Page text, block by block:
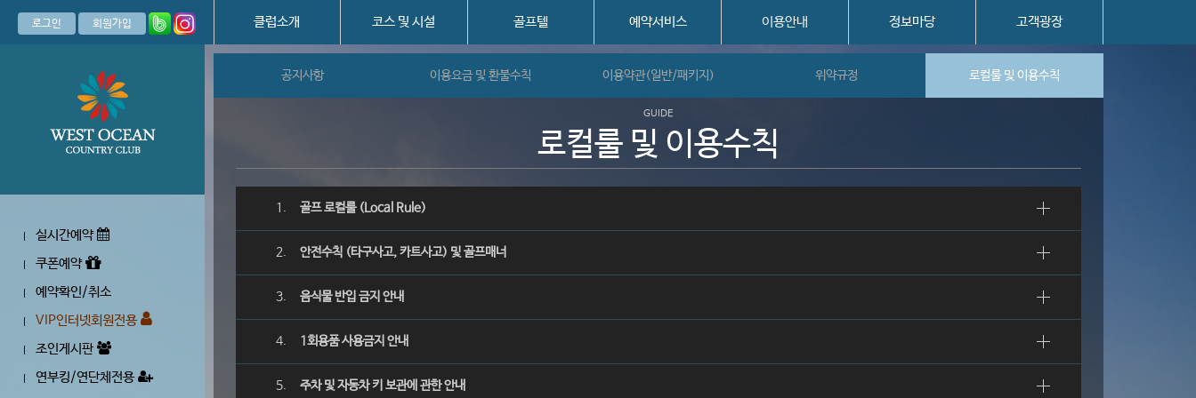
클럽소개 코스 및 시설 골프텔 예약서비스 이용안내 정보마당 고객광장
로그인 회원가입
실시간예약
쿠폰예약
예약확인/취소
VIP인터넷회원전용
조인게시판
연부킹/연단체전용
공지사항 이용요금 및 환불수칙 이용약관(일반/패키지) 위약규정 로컬룰 및 이용수칙
GUIDE
로컬룰 및 이용수칙
1. 골프 로컬룰 (Local Rule)
2. 안전수칙 (타구사고, 카트사고) 및 골프매너
3. 음식물 반입 금지 안내
4. 1회용품 사용금지 안내
5. 주차 및 자동차 키 보관에 관한 안내